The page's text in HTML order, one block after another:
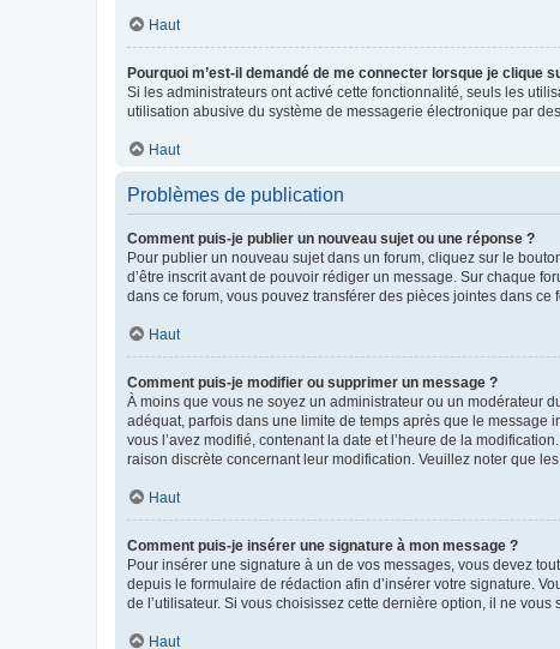
Haut
Pourquoi m’est-il demandé de me connecter lorsque je clique
Si les administrateurs ont activé cette fonctionnalité, seuls les
utilisation abusive du système de messagerie électronique par
Haut
Problèmes de publication
Comment puis-je publier un nouveau sujet ou une réponse ?
Pour publier un nouveau sujet dans un forum, cliquez sur le
d’être inscrit avant de pouvoir rédiger un message. Sur chaque
dans ce forum, vous pouvez transférer des pièces jointes dans ce
Haut
Comment puis-je modifier ou supprimer un message ?
À moins que vous ne soyez un administrateur ou un modérateur
adéquat, parfois dans une limite de temps après que le message
vous l’avez modifié, contenant la date et l’heure de la
raison discrète concernant leur modification. Veuillez noter que
Haut
Comment puis-je insérer une signature à mon message ?
Pour insérer une signature à un de vos messages, vous devez
depuis le formulaire de rédaction afin d’insérer votre signature.
de l’utilisateur. Si vous choisissez cette dernière option, il ne
Haut